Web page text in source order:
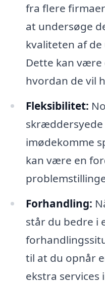
fra flere
at undersøge
kvaliteten af
Dette kan være
hvordan de vil
Fleksibilitet:
skræddersyede
imødekomme
kan være en
Forhandling:
står du bedre i
til at du opnår
ekstra services